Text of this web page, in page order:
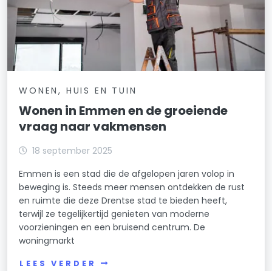
WONEN, HUIS EN TUIN
Wonen in Emmen en de groeiende
vraag naar vakmensen
18 september 2025
Emmen is een stad die de afgelopen jaren volop in
beweging is. Steeds meer mensen ontdekken de rust
en ruimte die deze Drentse stad te bieden heeft,
terwijl ze tegelijkertijd genieten van moderne
voorzieningen en een bruisend centrum. De
woningmarkt
LEES VERDER